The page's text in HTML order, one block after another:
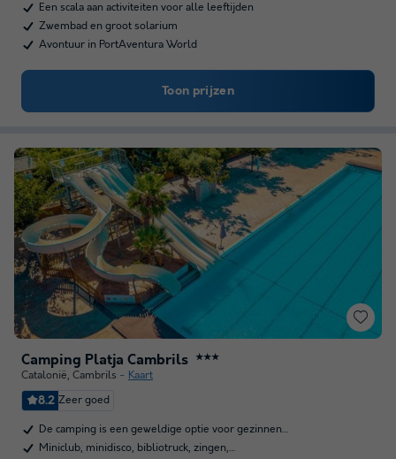
Een scala aan activiteiten voor alle leeftijden
Zwembad en groot solarium
Avontuur in PortAventura World
Toon prijzen
Camping Platja Cambrils ★★★
Catalonië, Cambrils Kaart
8.2 Zeer goed
De camping is een geweldige optie voor gezinnen…
Miniclub, minidisco, bibliotruck, zingen,…